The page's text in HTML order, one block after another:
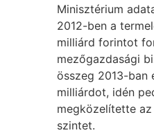
Minisztérium
2012-ben a
milliárd forintot
mezőgazdasági
összeg 2013-ban
milliárdot, idén
megközelítette
szintet.